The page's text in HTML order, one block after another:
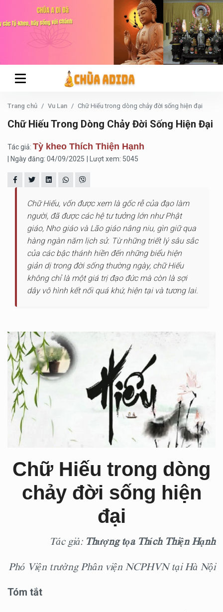
Trang chủ Vu Lan Chữ Hiếu trong dòng chảy đời sống hiện đại
Chữ Hiếu Trong Dòng Chảy Đời Sống Hiện Đại
Tác giả: Tỳ kheo Thích Thiện Hạnh
| Ngày đăng: 04/09/2025 | Lượt xem: 5045
Chữ Hiếu, vốn được xem là gốc rễ của đạo làm
người, đã được các hệ tư tưởng lớn như Phật
giáo, Nho giáo và Lão giáo nâng niu, gìn giữ qua
hàng ngàn năm lịch sử. Từ những triết lý sâu sắc
của các bậc thánh hiền đến những biểu hiện
giản dị trong đời sống thường ngày, chữ Hiếu
không chỉ là một giá trị đạo đức mà còn là sợi
dây vô hình kết nối quá khứ, hiện tại và tương lai.
Chữ Hiếu trong dòng
chảy đời sống hiện
đại
Tác giả: Thượng tọa Thích Thiện Hạnh
Phó Viện trưởng Phân viện NCPHVN tại Hà Nội
Tóm tắt